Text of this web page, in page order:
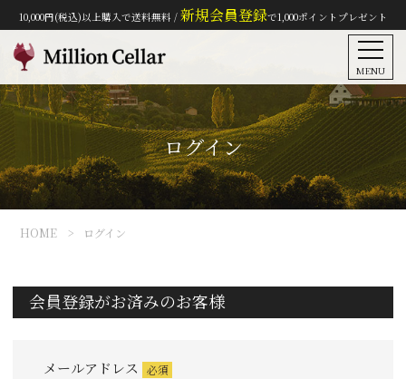
10,000円(税込)以上購入で送料無料 / 新規会員登録で1,000ポイントプレゼント
MENU
ログイン
HOME ログイン
会員登録がお済みのお客様
メールアドレス